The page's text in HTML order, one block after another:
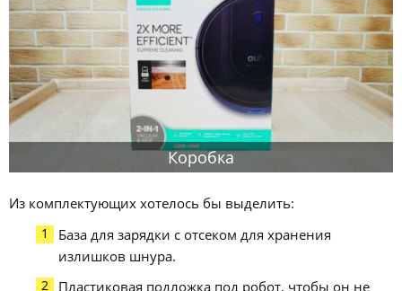
Коробка
Из комплектующих хотелось бы выделить:
База для зарядки с отсеком для хранения
излишков шнура.
Пластиковая подложка под робот, чтобы он не